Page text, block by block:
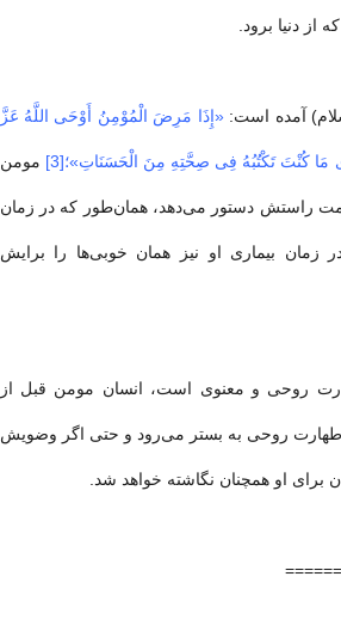
از دنیا برود.
آمده است:«إِذَا مَرِضَ الْمُوْمِنُ أَوْحَى اللَّهُ عَزَّ
کُنْتَ تَکْتُبُهُ فِی صِحَّتِهِ مِنَ الْحَسَنَاتِ»؛[3] مومن
راستش دستور می‌دهد، همان‌طور که در زمان
بیماری او نیز همان خوبی‌ها را برایش
روحی و معنوی است، انسان مومن قبل از
طهارت روحی به بستر می‌رود و حتی اگر وضویش
برای او همچنان نگاشته خواهد شد.